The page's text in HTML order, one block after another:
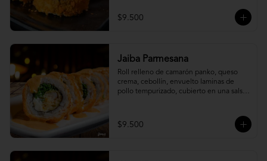
$9.500
Jaiba Parmesana
Roll relleno de camarón panko, queso
crema, cebollín, envuelto laminas de
pollo tempurizado, cubierto en una salsa
$9.500